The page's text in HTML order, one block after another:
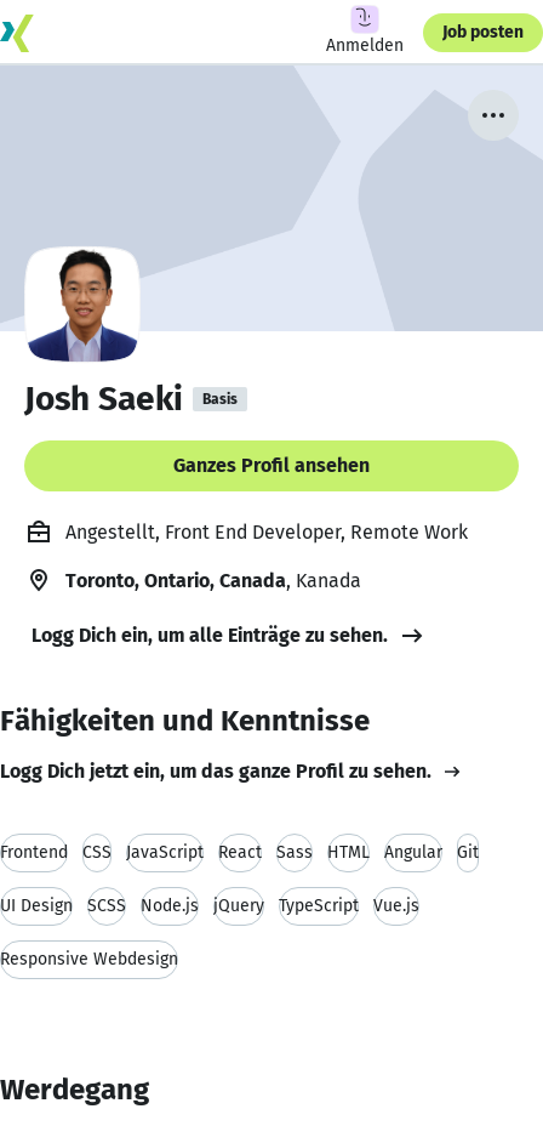
Anmelden
Job posten
Josh Saeki Basis
Ganzes Profil ansehen
Angestellt, Front End Developer, Remote Work
Toronto, Ontario, Canada, Kanada
Logg Dich ein, um alle Einträge zu sehen.
Fähigkeiten und Kenntnisse
Logg Dich jetzt ein, um das ganze Profil zu sehen.
Frontend CSS JavaScript React Sass HTML Angular Git
UI Design SCSS Node.js jQuery TypeScript Vue.js
Responsive Webdesign
Werdegang